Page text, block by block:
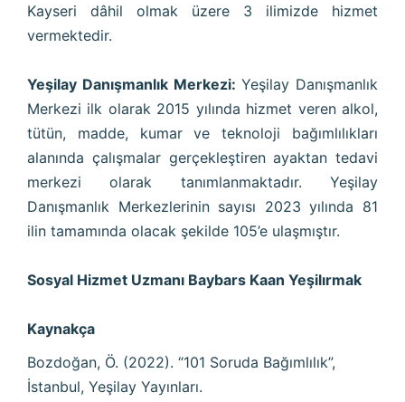
Kayseri dâhil olmak üzere 3 ilimizde hizmet
vermektedir.
Yeşilay Danışmanlık Merkezi: Yeşilay Danışmanlık
Merkezi ilk olarak 2015 yılında hizmet veren alkol,
tütün, madde, kumar ve teknoloji bağımlılıkları
alanında çalışmalar gerçekleştiren ayaktan tedavi
merkezi olarak tanımlanmaktadır. Yeşilay
Danışmanlık Merkezlerinin sayısı 2023 yılında 81
ilin tamamında olacak şekilde 105’e ulaşmıştır.
Sosyal Hizmet Uzmanı Baybars Kaan Yeşilırmak
Kaynakça
Bozdoğan, Ö. (2022). “101 Soruda Bağımlılık”,
İstanbul, Yeşilay Yayınları.